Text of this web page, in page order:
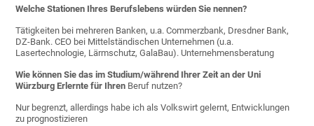
Welche Stationen Ihres Berufslebens würden Sie nennen?
Tätigkeiten bei mehreren Banken, u.a. Commerzbank, Dresdner Bank,
DZ-Bank. CEO bei Mittelständischen Unternehmen (u.a.
Lasertechnologie, Lärmschutz, GalaBau). Unternehmensberatung
Wie können Sie das im Studium/während Ihrer Zeit an der Uni
Würzburg Erlernte für Ihren Beruf nutzen?
Nur begrenzt, allerdings habe ich als Volkswirt gelernt, Entwicklungen
zu prognostizieren